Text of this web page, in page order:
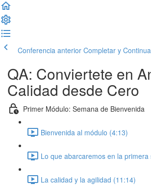
Conferencia anterior Completar y
QA: Conviertete en
Calidad desde Cero
Primer Módulo: Semana de Bienvenida
Bienvenida al módulo (4:13)
Lo que abarcaremos en la
La calidad y la agilidad (11:14)